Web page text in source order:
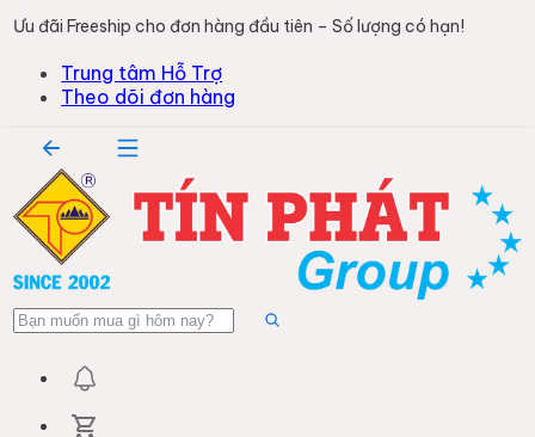
Ưu đãi Freeship cho đơn hàng đầu tiên – Số lượng có hạn!
Trung tâm Hỗ Trợ
Theo dõi đơn hàng